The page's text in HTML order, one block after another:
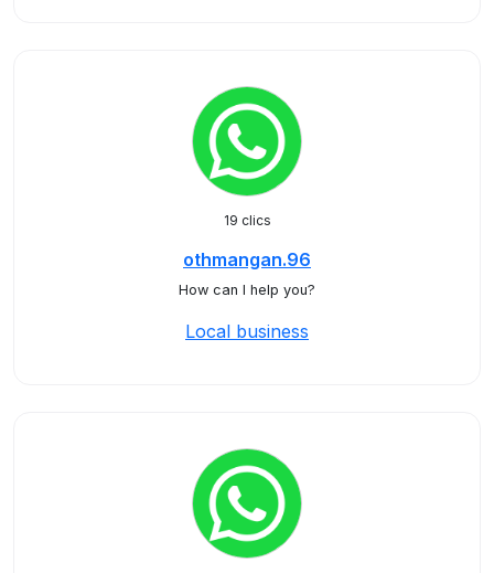
19 clics
othmangan.96
How can I help you?
Local business